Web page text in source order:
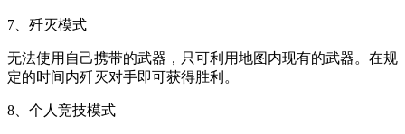
7、歼灭模式
无法使用自己携带的武器，只可利用地图内现有的武器。在规
定的时间内歼灭对手即可获得胜利。
8、个人竞技模式